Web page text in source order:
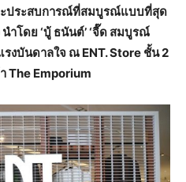
ประสบการณ์ที่สมบูรณ์แบบที่สุด
นำโดย‘บู้ ธนันต์’ ‘จี๊ด สมบูรณ์
รงบันดาลใจ ณ ENT. Store ชั้น2
The Emporium